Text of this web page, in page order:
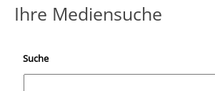
Ihre Mediensuche
Suche